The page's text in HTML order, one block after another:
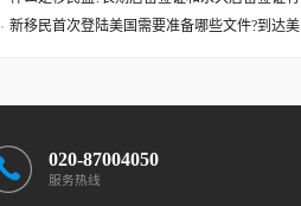
新移民首次登陆美国需要准备哪些文件?到达
020-87004050
服务热线